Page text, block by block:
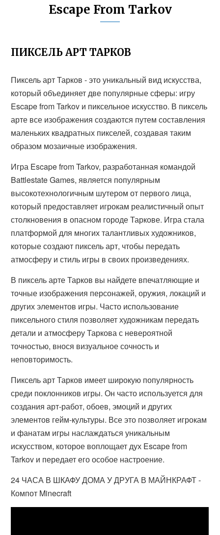
Escape From Tarkov
ПИКСЕЛЬ АРТ ТАРКОВ
Пиксель арт Тарков - это уникальный вид искусства,
который объединяет две популярные сферы: игру
Escape from Tarkov и пиксельное искусство. В пиксель
арте все изображения создаются путем составления
маленьких квадратных пикселей, создавая таким
образом мозаичные изображения.
Игра Escape from Tarkov, разработанная командой
Battlestate Games, является популярным
высокотехнологичным шутером от первого лица,
который предоставляет игрокам реалистичный опыт
столкновения в опасном городе Таркове. Игра стала
платформой для многих талантливых художников,
которые создают пиксель арт, чтобы передать
атмосферу и стиль игры в своих произведениях.
В пиксель арте Тарков вы найдете впечатляющие и
точные изображения персонажей, оружия, локаций и
других элементов игры. Часто использование
пиксельного стиля позволяет художникам передать
детали и атмосферу Таркова с невероятной
точностью, внося визуальное сочность и
неповторимость.
Пиксель арт Тарков имеет широкую популярность
среди поклонников игры. Он часто используется для
создания арт-работ, обоев, эмоций и других
элементов гейм-культуры. Все это позволяет игрокам
и фанатам игры наслаждаться уникальным
искусством, которое воплощает дух Escape from
Tarkov и передает его особое настроение.
24 ЧАСА В ШКАФУ ДОМА У ДРУГА В МАЙНКРАФТ -
Компот Minecraft